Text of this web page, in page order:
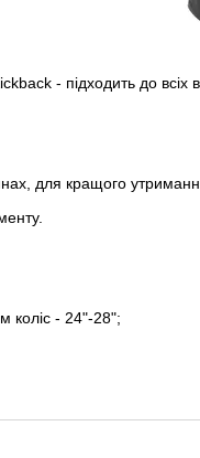
- підходить до всіх
для кращого
коліс - 24"-28";